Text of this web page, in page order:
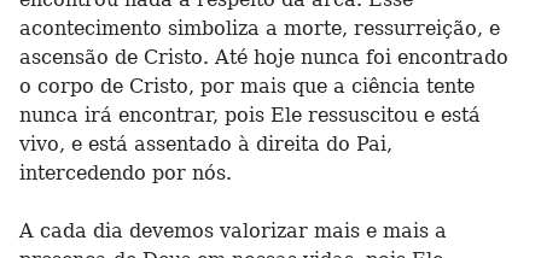
acontecimento simboliza a morte, ressurreição, e
ascensão de Cristo. Até hoje nunca foi encontrado
o corpo de Cristo, por mais que a ciência tente
nunca irá encontrar, pois Ele ressuscitou e está
vivo, e está assentado à direita do Pai,
intercedendo por nós.
A cada dia devemos valorizar mais e mais a